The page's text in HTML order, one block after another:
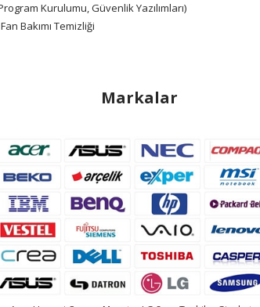
Kurulumu, Güvenlik Yazılımları)
Bakımı Temizliği
Markalar